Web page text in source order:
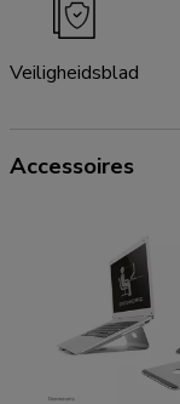
Veiligheidsblad
Accessoires